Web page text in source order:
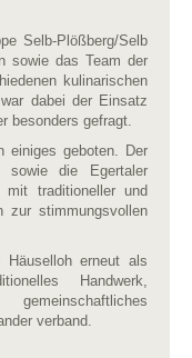
Selb-Plößberg/Selb
sowie das Team der
kulinarischen
dabei der Einsatz
besonders gefragt.
einiges geboten. Der
sowie die Egertaler
mit traditioneller und
zur stimmungsvollen
erneut als
Handwerk,
verband.